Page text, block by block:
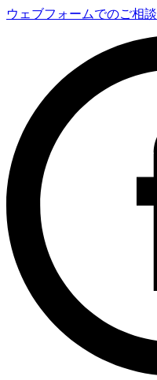
ウェブフォームでのご相談